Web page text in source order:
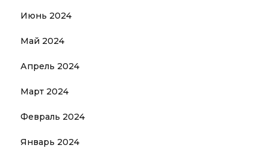
Июнь 2024
Май 2024
Апрель 2024
Март 2024
Февраль 2024
Январь 2024